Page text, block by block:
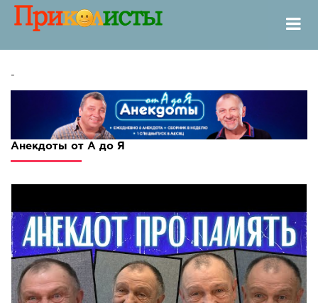
-
Анекдоты от А до Я